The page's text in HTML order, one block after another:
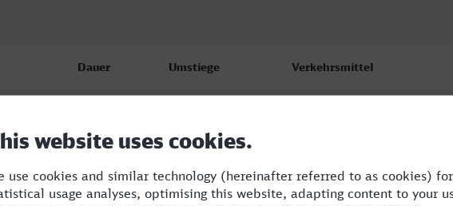
Dauer Umstiege Verkehrsmittel